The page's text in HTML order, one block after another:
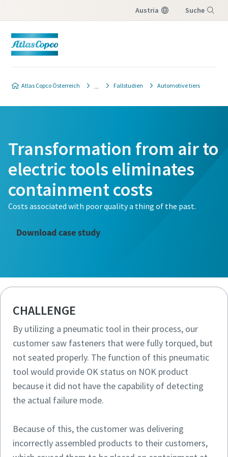
Austria Suche
Atlas Copco Österreich Fallstudien Automotive tiers
Transformation from air to
electric tools eliminates
containment costs
Costs associated with poor quality a thing of the past.
Download case study
CHALLENGE
By utilizing a pneumatic tool in their process, our
customer saw fasteners that were fully torqued, but
not seated properly. The function of this pneumatic
tool would provide OK status on NOK product
because it did not have the capability of detecting
the actual failure mode.
Because of this, the customer was delivering
incorrectly assembled products to their customers,